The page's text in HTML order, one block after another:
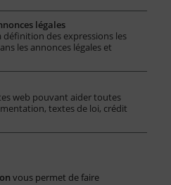
légales
définition des expressions les
les annonces légales et
web pouvant aider toutes
textes de loi, crédit
vous permet de faire